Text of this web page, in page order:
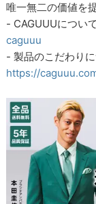
唯一無二の価値を
- CAGUUUについ
caguuu
- 製品のこだわりに
https://